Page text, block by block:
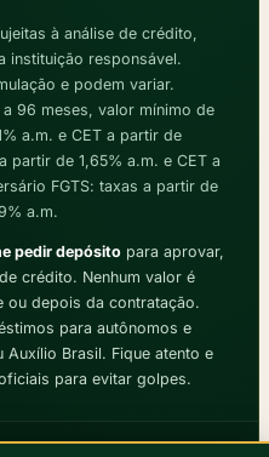
à análise de crédito,
instituição responsável.
e podem variar.
96 meses, valor mínimo de
a.m. e CET a partir de
partir de 1,65% a.m. e CET a
FGTS: taxas a partir de
a.m.
pedir depósito para aprovar,
crédito. Nenhum valor é
ou depois da contratação.
para autônomos e
Auxílio Brasil. Fique atento e
para evitar golpes.